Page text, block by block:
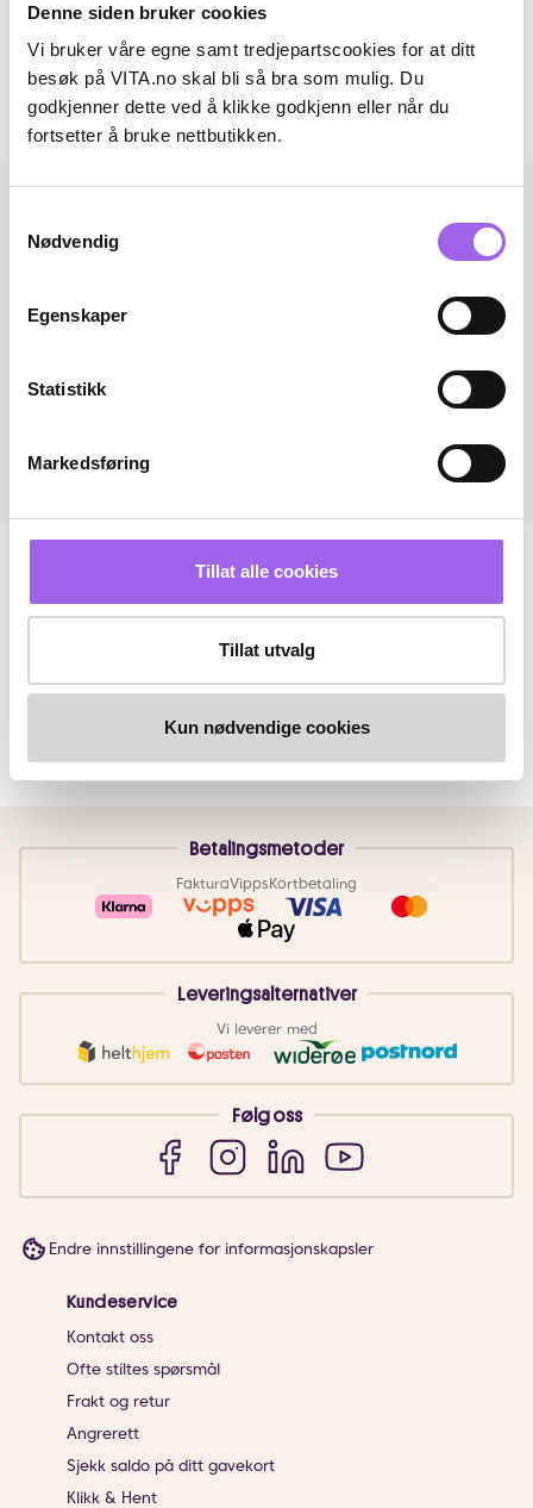
Denne siden bruker cookies
Vi bruker våre egne samt tredjepartscookies for at ditt
besøk på VITA.no skal bli så bra som mulig. Du
godkjenner dette ved å klikke godkjenn eller når du
fortsetter å bruke nettbutikken.
Nødvendig
Egenskaper
Statistikk
Markedsføring
Tillat alle cookies
Tillat utvalg
Kun nødvendige cookies
Artikkelnummer: 240920073
Omtaler
Andre har også kjøpt..
Betalingsmetoder
FakturaVippsKortbetaling
Leveringsalternativer
Vi leverer med
Følg oss
Endre innstillingene for informasjonskapsler
Kundeservice
Kontakt oss
Ofte stiltes spørsmål
Frakt og retur
Angrerett
Sjekk saldo på ditt gavekort
Klikk & Hent